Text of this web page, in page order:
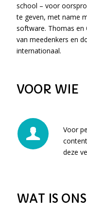
school – voor
te geven, met name
software. Thomas en
van meedenkers en
internationaal.
VOOR WIE
Voor
deze
WAT IS